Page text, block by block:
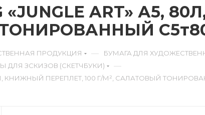
«JUNGLE ART» А5,
ПРОДУКЦИЯ — БУМАГА ДЛЯ
ЗСКИЗОВ (СКЕТЧБУКИ) —
80Л, КНИЖНЫЙ ПЕРЕПЛЕТ, 100 Г/М², САЛАТОВЫЙ